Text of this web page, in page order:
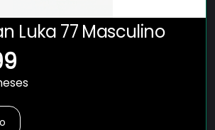
Luka 77 Masculino